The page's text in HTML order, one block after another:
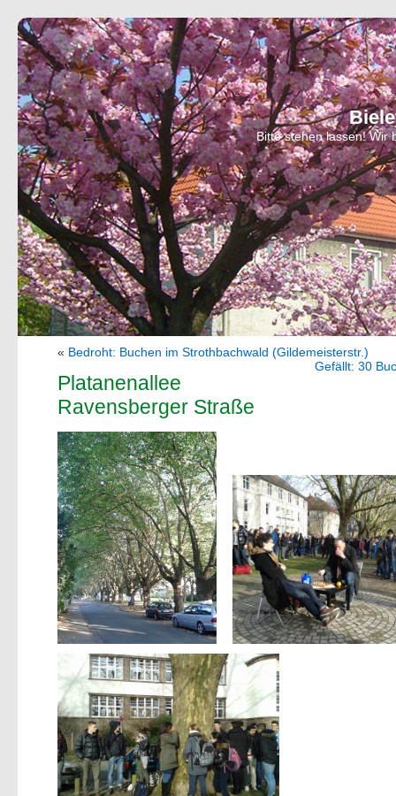
Bitte stehen lassen! Wir
« Bedroht: Buchen im Strothbachwald (Gildemeisterstr.)
Gefällt: 30
Platanenallee
Ravensberger Straße